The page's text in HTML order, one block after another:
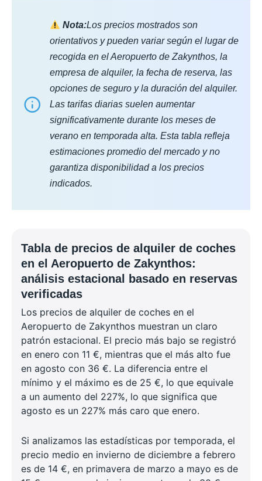
Nota:Los precios mostrados son
orientativos y pueden variar según el lugar de
recogida en el Aeropuerto de Zakynthos, la
empresa de alquiler, la fecha de reserva, las
opciones de seguro y la duración del alquiler.
Las tarifas diarias suelen aumentar
significativamente durante los meses de
verano en temporada alta. Esta tabla refleja
estimaciones promedio del mercado y no
garantiza disponibilidad a los precios
indicados.
Tabla de precios de alquiler de coches
en el Aeropuerto de Zakynthos:
análisis estacional basado en reservas
verificadas
Los precios de alquiler de coches en el
Aeropuerto de Zakynthos muestran un claro
patrón estacional. El precio más bajo se registró
en enero con 11 €, mientras que el más alto fue
en agosto con 36 €. La diferencia entre el
mínimo y el máximo es de 25 €, lo que equivale
a un aumento del 227%, lo que significa que
agosto es un 227% más caro que enero.
Si analizamos las estadísticas por temporada, el
precio medio en invierno de diciembre a febrero
es de 14 €, en primavera de marzo a mayo es de